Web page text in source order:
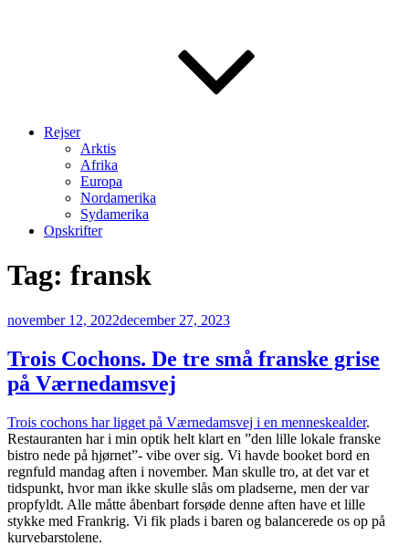
Rejser
Arktis
Afrika
Europa
Nordamerika
Sydamerika
Opskrifter
Tag: fransk
Udgivet
november 12, 2022december 27, 2023
Trois Cochons. De tre små franske grise
på Værnedamsvej
Trois cochons har ligget på Værnedamsvej i en menneskealder.
Restauranten har i min optik helt klart en ”den lille lokale franske
bistro nede på hjørnet”- vibe over sig. Vi havde booket bord en
regnfuld mandag aften i november. Man skulle tro, at det var et
tidspunkt, hvor man ikke skulle slås om pladserne, men der var
propfyldt. Alle måtte åbenbart forsøde denne aften have et lille
stykke med Frankrig. Vi fik plads i baren og balancerede os op på
kurvebarstolene.